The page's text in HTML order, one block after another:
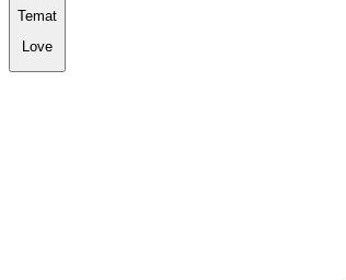
Temat
Love